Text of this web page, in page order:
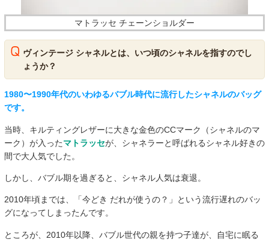
マトラッセ チェーンショルダー
ヴィンテージ シャネルとは、いつ頃のシャネルを指すのでし
ょうか？
1980〜1990年代のいわゆるバブル時代に流行したシャネルのバッグ
です。
当時、キルティングレザーに大きな金色のCCマーク（シャネルのマ
ーク）が入ったマトラッセが、シャネラーと呼ばれるシャネル好きの
間で大人気でした。
しかし、バブル期を過ぎると、シャネル人気は衰退。
2010年頃までは、「今どき だれが使うの？」という流行遅れのバッ
グになってしまったんです。
ところが、2010年以降、バブル世代の親を持つ子達が、自宅に眠る